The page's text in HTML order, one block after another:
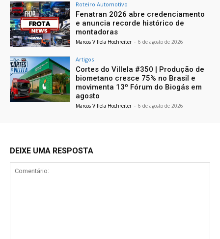
Roteiro Automotivo
Fenatran 2026 abre credenciamento
e anuncia recorde histórico de
montadoras
Marcos Villela Hochreiter - 6 de agosto de 2026
Artigos
Cortes do Villela #350 | Produção de
biometano cresce 75% no Brasil e
movimenta 13º Fórum do Biogás em
agosto
Marcos Villela Hochreiter - 6 de agosto de 2026
DEIXE UMA RESPOSTA